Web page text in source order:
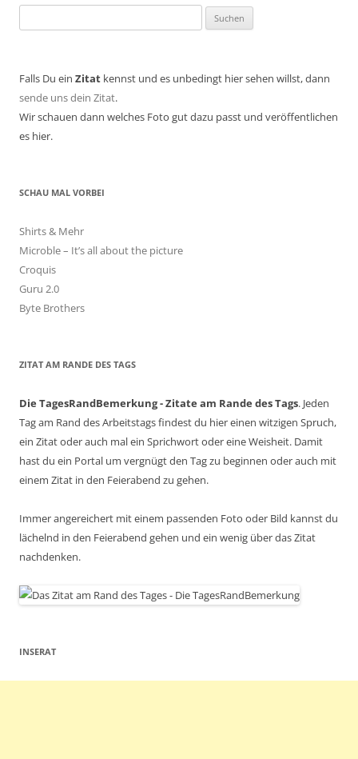
nach:
Falls Du ein Zitat kennst und es unbedingt hier sehen willst, dann
sende uns dein Zitat.
Wir schauen dann welches Foto gut dazu passt und veröffentlichen
es hier.
SCHAU MAL VORBEI
Shirts & Mehr
Microble – It’s all about the picture
Croquis
Guru 2.0
Byte Brothers
ZITAT AM RANDE DES TAGS
Die TagesRandBemerkung - Zitate am Rande des Tags. Jeden
Tag am Rand des Arbeitstags findest du hier einen witzigen Spruch,
ein Zitat oder auch mal ein Sprichwort oder eine Weisheit. Damit
hast du ein Portal um vergnügt den Tag zu beginnen oder auch mit
einem Zitat in den Feierabend zu gehen.
Immer angereichert mit einem passenden Foto oder Bild kannst du
lächelnd in den Feierabend gehen und ein wenig über das Zitat
nachdenken.
INSERAT